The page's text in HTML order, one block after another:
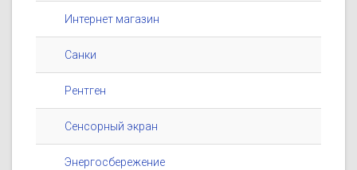
Интернет магазин
Санки
Рентген
Сенсорный экран
Энергосбережение